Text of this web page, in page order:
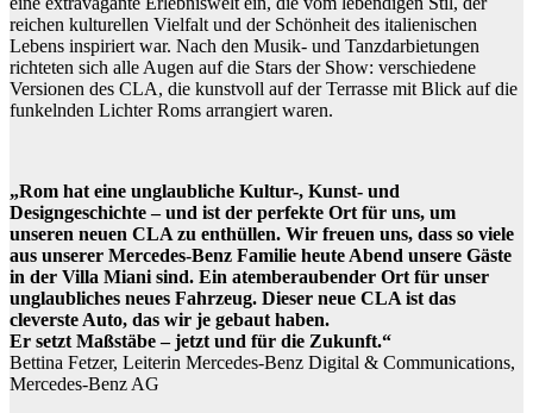
reichen kulturellen Vielfalt und der Schönheit des italienischen
Lebens inspiriert war. Nach den Musik- und Tanzdarbietungen
richteten sich alle Augen auf die Stars der Show: verschiedene
Versionen des CLA, die kunstvoll auf der Terrasse mit Blick auf die
funkelnden Lichter Roms arrangiert waren.
„Rom hat eine unglaubliche Kultur-, Kunst- und
Designgeschichte – und ist der perfekte Ort für uns, um
unseren neuen CLA zu enthüllen. Wir freuen uns, dass so viele
aus unserer Mercedes-Benz Familie heute Abend unsere Gäste
in der Villa Miani sind. Ein atemberaubender Ort für unser
unglaubliches neues Fahrzeug. Dieser neue CLA ist das
cleverste Auto, das wir je gebaut haben.
Er setzt Maßstäbe – jetzt und für die Zukunft.“
Bettina Fetzer, Leiterin Mercedes-Benz Digital & Communications,
Mercedes-Benz AG